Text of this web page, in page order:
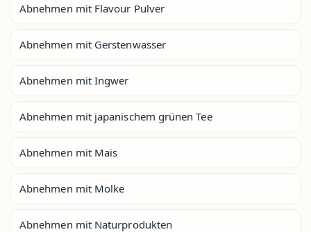
Abnehmen mit Flavour Pulver
Abnehmen mit Gerstenwasser
Abnehmen mit Ingwer
Abnehmen mit japanischem grünen Tee
Abnehmen mit Mais
Abnehmen mit Molke
Abnehmen mit Naturprodukten